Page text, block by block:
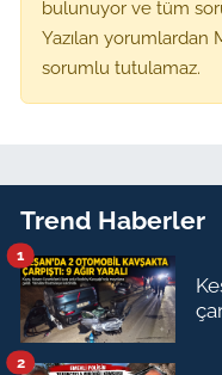
bulunuyor ve tüm
Yazılan yorumlardan
sorumlu tutulamaz.
Trend Haberler
1
2